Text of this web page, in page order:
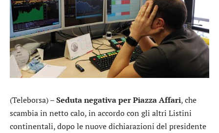
(Teleborsa) –Seduta negativa per Piazza Affari, che
scambia in netto calo, in accordo con gli altri Listini
continentali, dopo le nuove dichiarazioni del presidente